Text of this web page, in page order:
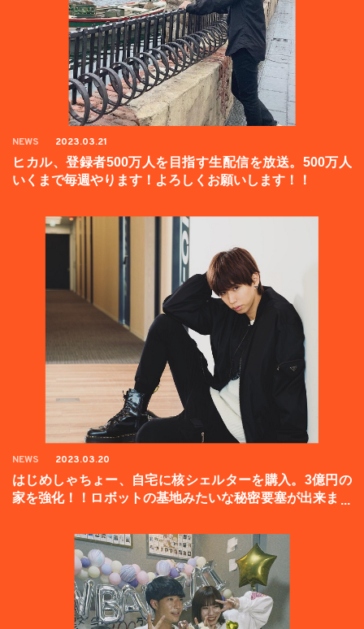
NEWS 2023.03.21
ヒカル、登録者500万人を目指す生配信を放送。500万人
いくまで毎週やります！よろしくお願いします！！
NEWS 2023.03.20
はじめしゃちょー、自宅に核シェルターを購入。3億円の
家を強化！！ロボットの基地みたいな秘密要塞が出来まし